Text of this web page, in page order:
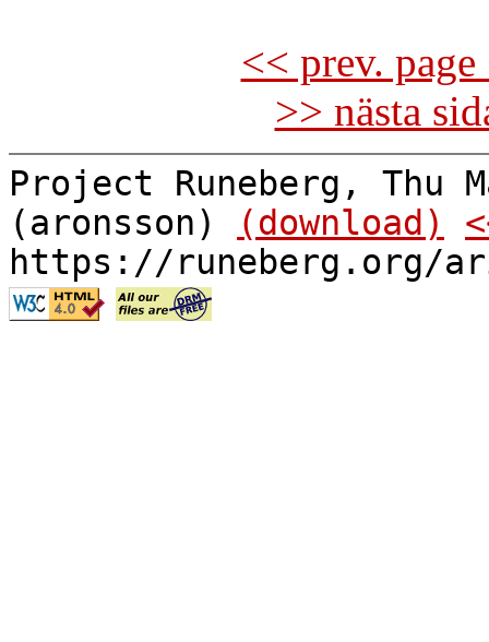
<< prev.
>> nästa
Project Runeberg, Thu
(aronsson)
(download)
https://runeberg.org/